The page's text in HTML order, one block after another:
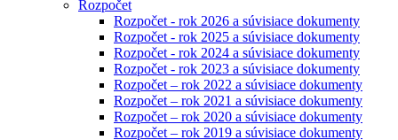
Rozpočet
Rozpočet - rok 2026 a súvisiace dokumenty
Rozpočet - rok 2025 a súvisiace dokumenty
Rozpočet - rok 2024 a súvisiace dokumenty
Rozpočet - rok 2023 a súvisiace dokumenty
Rozpočet – rok 2022 a súvisiace dokumenty
Rozpočet – rok 2021 a súvisiace dokumenty
Rozpočet – rok 2020 a súvisiace dokumenty
Rozpočet – rok 2019 a súvisiace dokumenty